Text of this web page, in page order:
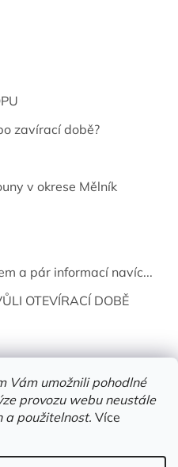
Vám umožnili pohodlné
provozu webu neustále
a použitelnost. Více
zavírací době?
v okrese Mělník
a pár informací navíc...
OTEVÍRACÍ DOBĚ
Shoptet